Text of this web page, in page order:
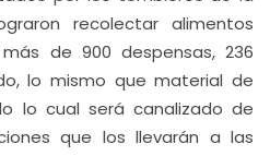
recolectar alimentos
de 900 despensas, 236
lo mismo que material de
lo cual será canalizado de
que los llevarán a las